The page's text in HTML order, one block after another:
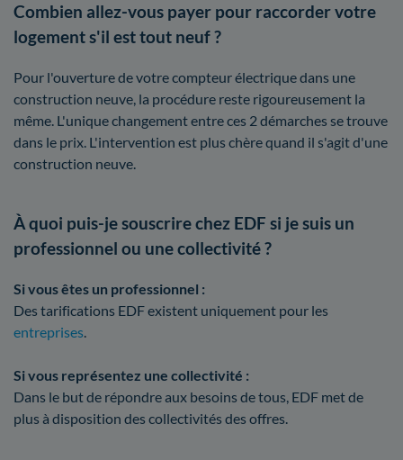
Combien allez-vous payer pour raccorder votre
logement s'il est tout neuf ?
Pour l'ouverture de votre compteur électrique dans une
construction neuve, la procédure reste rigoureusement la
même. L'unique changement entre ces 2 démarches se trouve
dans le prix. L'intervention est plus chère quand il s'agit d'une
construction neuve.
À quoi puis-je souscrire chez EDF si je suis un
professionnel ou une collectivité ?
Si vous êtes un professionnel :
Des tarifications EDF existent uniquement pour les
entreprises.
Si vous représentez une collectivité :
Dans le but de répondre aux besoins de tous, EDF met de
plus à disposition des collectivités des offres.